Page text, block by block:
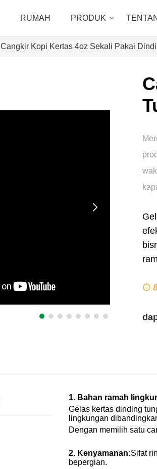
RUMAH PRODUK
Cangkir Kopi Kertas 4oz Sekali Pakai
1. Bahan ramah
Gelas kertas dinding
lingkungan
Dengan memilih satu
2. Kenyamanan:Sifat
bepergian.